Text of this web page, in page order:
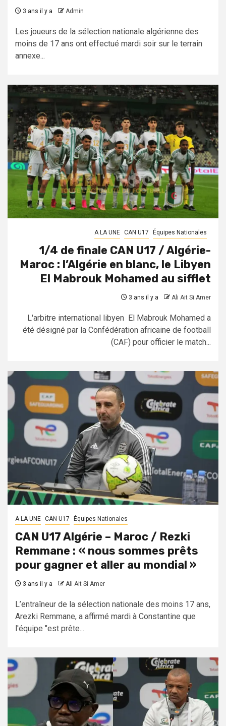
3 ans il y a Admin
Les joueurs de la sélection nationale algérienne des
moins de 17 ans ont effectué mardi soir sur le terrain
annexe...
A LA UNE CAN U17 Équipes Nationales
1/4 de finale CAN U17 / Algérie-
Maroc : l’Algérie en blanc, le Libyen
El Mabrouk Mohamed au sifflet
3 ans il y a Ali Ait Si Amer
L'arbitre international libyen El Mabrouk Mohamed a
été désigné par la Confédération africaine de football
(CAF) pour officier le match...
A LA UNE CAN U17 Équipes Nationales
CAN U17 Algérie – Maroc / Rezki
Remmane : « nous sommes prêts
pour gagner et aller au mondial »
3 ans il y a Ali Ait Si Amer
L’entraîneur de la sélection nationale des moins 17 ans,
Arezki Remmane, a affirmé mardi à Constantine que
l'équipe "est prête...